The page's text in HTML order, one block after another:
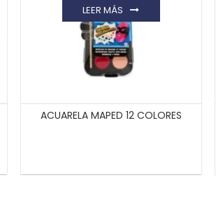
ACUARELA MAPED 12 COLORES
LEER MÁS